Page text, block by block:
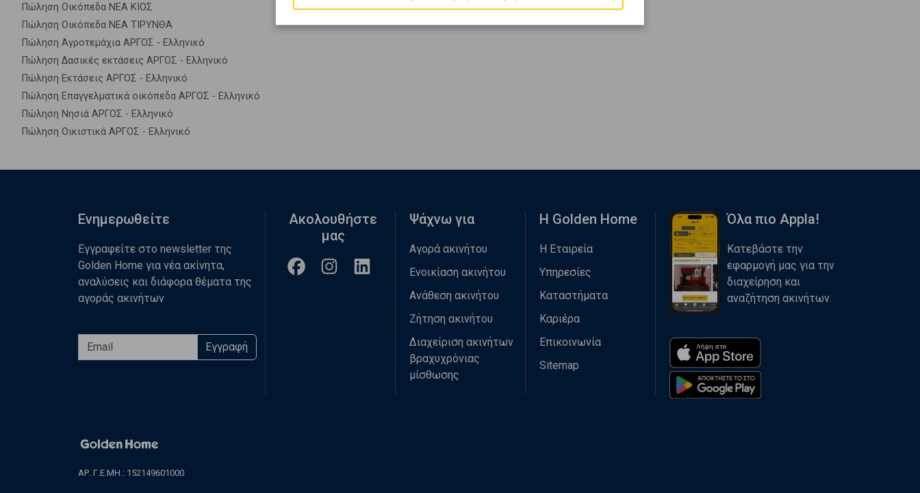
Πώληση Οικόπεδα ΝΕΑ ΚΙΟΣ
Πώληση Οικόπεδα ΝΕΑ ΤΙΡΥΝΘΑ
Πώληση Αγροτεμάχια ΑΡΓΟΣ - Ελληνικό
Πώληση Δασικές εκτάσεις ΑΡΓΟΣ - Ελληνικό
Πώληση Εκτάσεις ΑΡΓΟΣ - Ελληνικό
Πώληση Επαγγελματικά οικόπεδα ΑΡΓΟΣ - Ελληνικό
Πώληση Νησιά ΑΡΓΟΣ - Ελληνικό
Πώληση Οικιστικά ΑΡΓΟΣ - Ελληνικό
Ενημερωθείτε
Εγγραφείτε στο newsletter της
Golden Home για νέα ακίνητα,
αναλύσεις και διάφορα θέματα της
αγοράς ακινήτων
Εγγραφή
Ακολουθήστε
μας
Ψάχνω για
Αγορά ακινήτου
Ενοικίαση ακινήτου
Ανάθεση ακινήτου
Ζήτηση ακινήτου
Διαχείριση ακινήτων
βραχυχρόνιας
μίσθωσης
Η Golden Home
Η Εταιρεία
Υπηρεσίες
Καταστήματα
Καριέρα
Επικοινωνία
Sitemap
Όλα πιο Appla!
Κατεβάστε την
εφαρμογή μας για την
διαχείρηση και
αναζήτηση ακινήτων.
ΑΡ. Γ.Ε.ΜΗ.: 152149601000